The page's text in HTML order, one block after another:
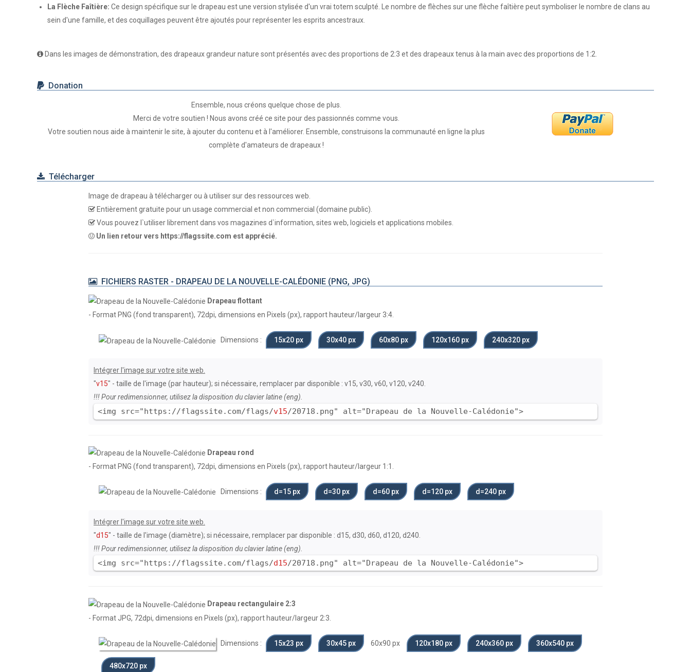
La Flèche Faîtière: Ce design spécifique sur le drapeau est une version stylisée d'un vrai totem sculpté. Le nombre de flèches sur une flèche faîtière peut symboliser le nombre de clans au
sein d'une famille, et des coquillages peuvent être ajoutés pour représenter les esprits ancestraux.
Dans les images de démonstration, des drapeaux grandeur nature sont présentés avec des proportions de 2:3 et des drapeaux tenus à la main avec des proportions de 1:2.
Donation
Ensemble, nous créons quelque chose de plus.
Merci de votre soutien ! Nous avons créé ce site pour des passionnés comme vous.
Votre soutien nous aide à maintenir le site, à ajouter du contenu et à l'améliorer. Ensemble, construisons la communauté en ligne la plus
complète d'amateurs de drapeaux !
Télécharger
Image de drapeau à télécharger ou à utiliser sur des ressources web.
Entièrement gratuite pour un usage commercial et non commercial (domaine public).
Vous pouvez l`utiliser librement dans vos magazines d`information, sites web, logiciels et applications mobiles.
Un lien retour vers https://flagssite.com est apprécié.
FICHIERS RASTER - DRAPEAU DE LA NOUVELLE-CALÉDONIE (PNG, JPG)
Drapeau flottant
- Format PNG (fond transparent), 72dpi, dimensions en Pixels (px), rapport hauteur/largeur 3:4.
Dimensions : 15х20 px 30х40 px 60х80 px 120x160 px 240x320 px
Intégrer l'image sur votre site web.
"v15" - taille de l'image (par hauteur); si nécessaire, remplacer par disponible : v15, v30, v60, v120, v240.
!!! Pour redimensionner, utilisez la disposition du clavier latine (eng).
<img src="https://flagssite.com/flags/v15/20718.png" alt="Drapeau de la Nouvelle-Calédonie">
Drapeau rond
- Format PNG (fond transparent), 72dpi, dimensions en Pixels (px), rapport hauteur/largeur 1:1.
Dimensions : d=15 px d=30 px d=60 px d=120 px d=240 px
Intégrer l'image sur votre site web.
"d15" - taille de l'image (diamètre); si nécessaire, remplacer par disponible : d15, d30, d60, d120, d240.
!!! Pour redimensionner, utilisez la disposition du clavier latine (eng).
<img src="https://flagssite.com/flags/d15/20718.png" alt="Drapeau de la Nouvelle-Calédonie">
Drapeau rectangulaire 2:3
- Format JPG, 72dpi, dimensions en Pixels (px), rapport hauteur/largeur 2:3.
Dimensions : 15x23 px 30x45 px 60x90 px 120x180 px 240x360 px 360x540 px
480x720 px